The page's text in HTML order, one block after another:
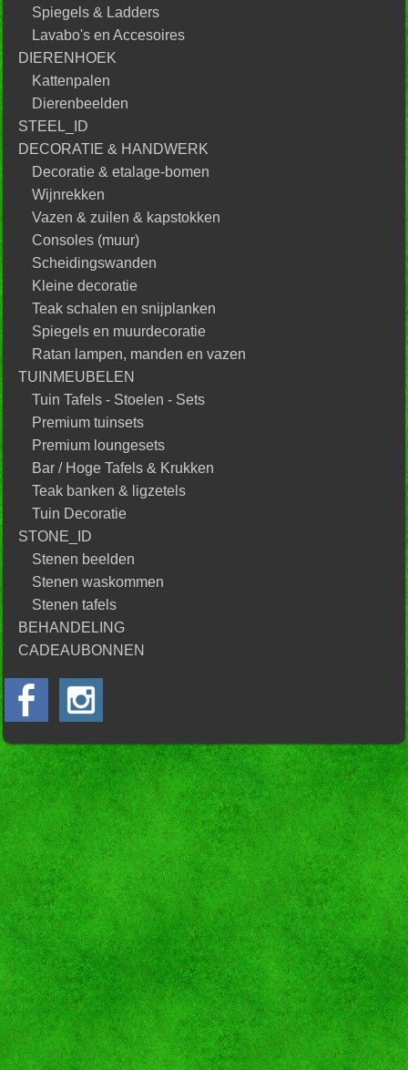
Spiegels & Ladders
Lavabo's en Accesoires
DIERENHOEK
Kattenpalen
Dierenbeelden
STEEL_ID
DECORATIE & HANDWERK
Decoratie & etalage-bomen
Wijnrekken
Vazen & zuilen & kapstokken
Consoles (muur)
Scheidingswanden
Kleine decoratie
Teak schalen en snijplanken
Spiegels en muurdecoratie
Ratan lampen, manden en vazen
TUINMEUBELEN
Tuin Tafels - Stoelen - Sets
Premium tuinsets
Premium loungesets
Bar / Hoge Tafels & Krukken
Teak banken & ligzetels
Tuin Decoratie
STONE_ID
Stenen beelden
Stenen waskommen
Stenen tafels
BEHANDELING
CADEAUBONNEN